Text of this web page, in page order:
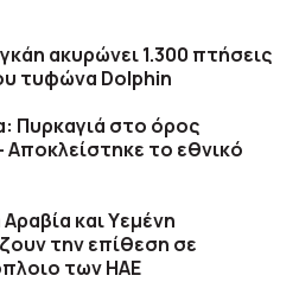
ακυρώνει 1.300 πτήσεις
τυφώνα Dolphin
Πυρκαγιά στο όρος
το εθνικό
και Υεμένη
την επίθεση σε
των ΗΑΕ